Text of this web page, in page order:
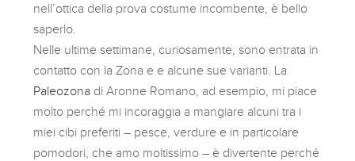
nell’ottica della prova costume incombente, è bello
saperlo.
Nelle ultime settimane, curiosamente, sono entrata in
contatto con la Zona e e alcune sue varianti. La
Paleozona di Aronne Romano, ad esempio, mi piace
molto perché mi incoraggia a mangiare alcuni tra i
miei cibi preferiti – pesce, verdure e in particolare
pomodori, che amo moltissimo – è divertente perché